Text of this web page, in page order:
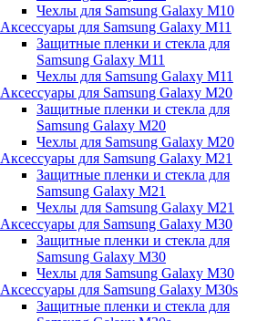
Чехлы для Samsung Galaxy M10
Аксессуары для Samsung Galaxy M11
Защитные пленки и стекла для
Samsung Galaxy M11
Чехлы для Samsung Galaxy M11
Аксессуары для Samsung Galaxy M20
Защитные пленки и стекла для
Samsung Galaxy M20
Чехлы для Samsung Galaxy M20
Аксессуары для Samsung Galaxy M21
Защитные пленки и стекла для
Samsung Galaxy M21
Чехлы для Samsung Galaxy M21
Аксессуары для Samsung Galaxy M30
Защитные пленки и стекла для
Samsung Galaxy M30
Чехлы для Samsung Galaxy M30
Аксессуары для Samsung Galaxy M30s
Защитные пленки и стекла для